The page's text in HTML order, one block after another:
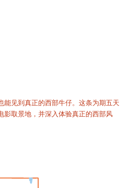
能见到真正的西部牛仔。这条为期五天
影取景地，并深入体验真正的西部风